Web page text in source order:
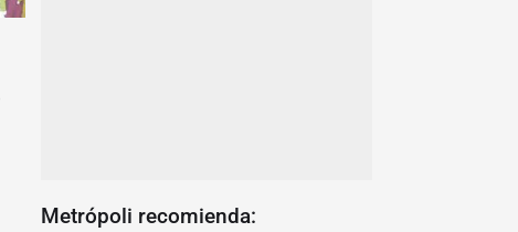
Metrópoli recomienda: